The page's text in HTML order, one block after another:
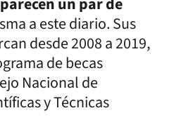
a este diario. Sus
desde 2008 a 2019,
de becas
Nacional de
y Técnicas